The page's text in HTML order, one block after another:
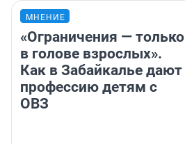
МНЕНИЕ
«Ограничения — только
в голове взрослых».
Как в Забайкалье дают
профессию детям с
ОВЗ